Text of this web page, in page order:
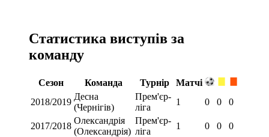
Статистика виступів за
команду
Сезон Команда Турнір
Матчі
2018/2019
Десна
(Чернігів)
Прем'єр-
ліга
1 0 0 0
2017/2018
Олександрія
(Олександрія)
Прем'єр-
ліга
1 0 0 0